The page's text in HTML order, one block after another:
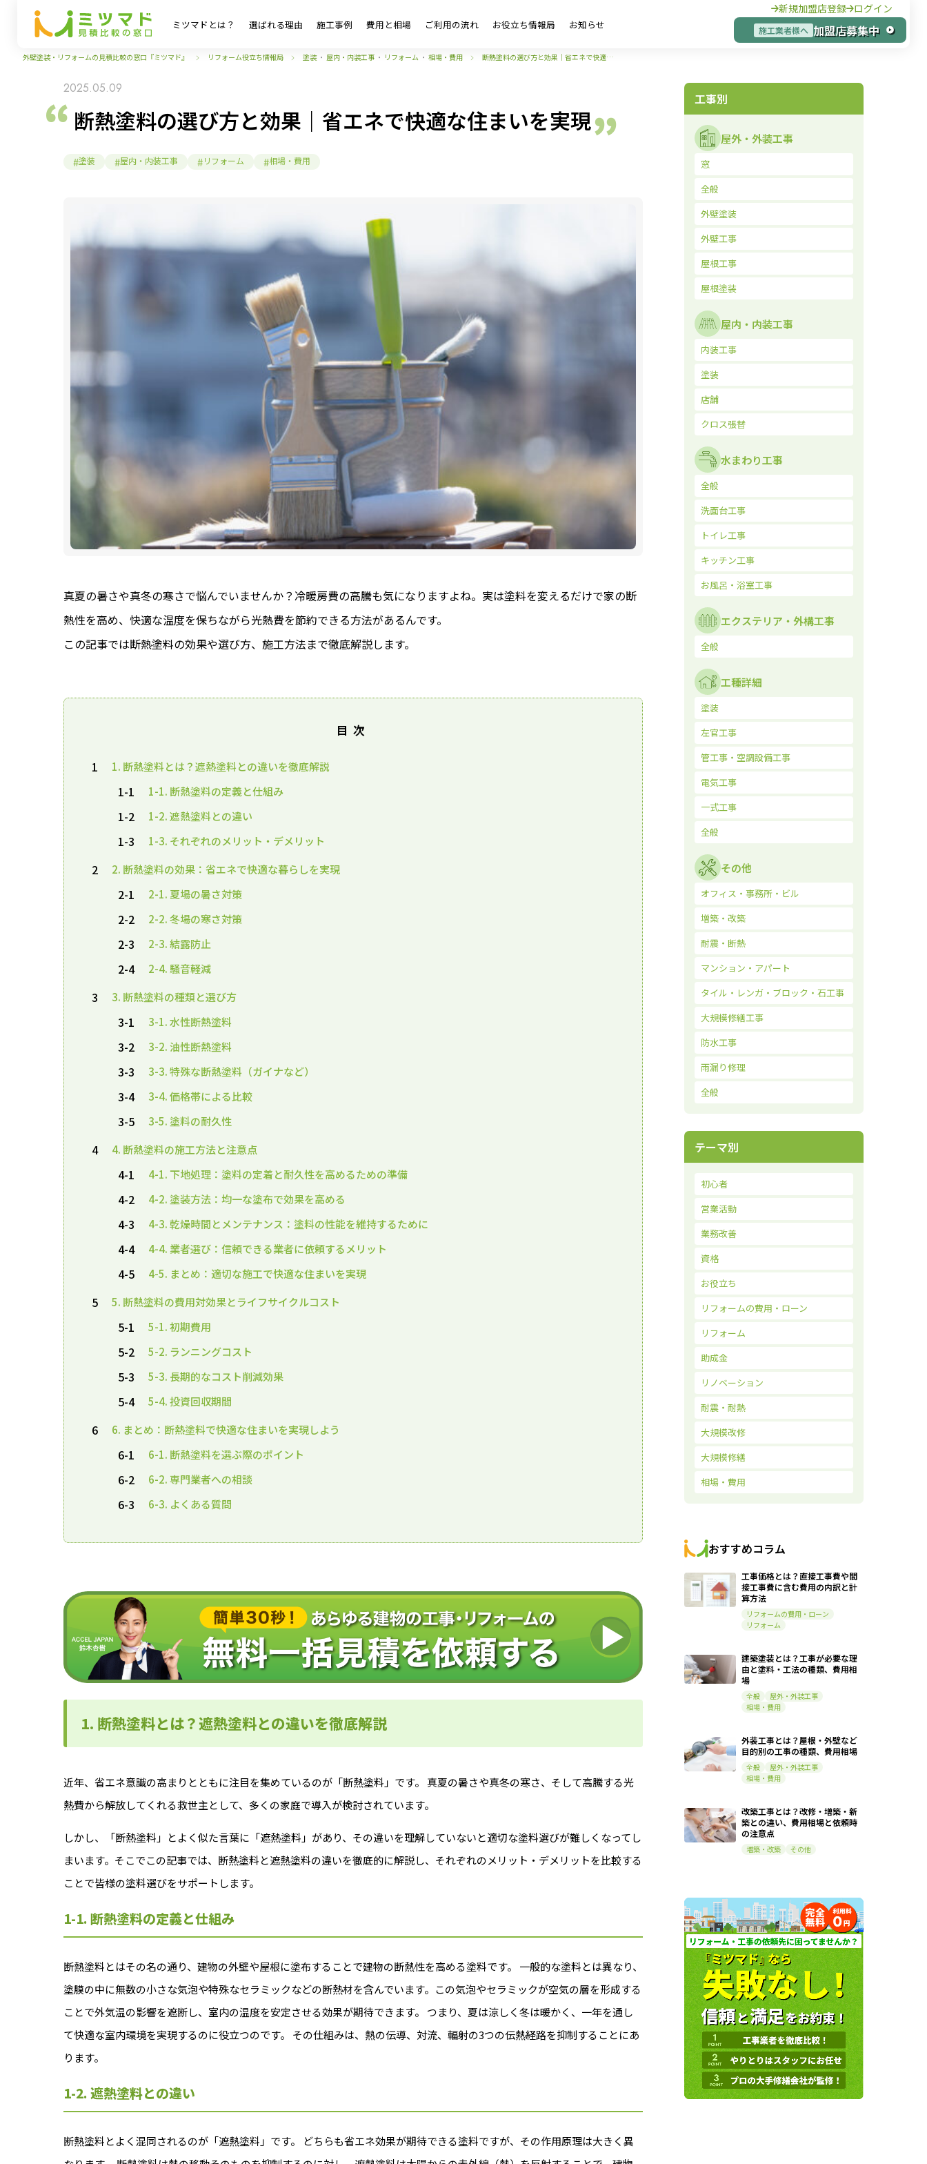
ミツマドとは？ 選ばれる理由 施工事例 費用と相場 ご利用の流れ お役立ち情報局 お知らせ
新規加盟店登録 ログイン
施工業者様へ 加盟店募集中
外壁塗装・リフォームの見積比較の窓口『ミツマド』 リフォーム役立ち情報局 塗装・ 屋内・内装工事 ・ リフォーム ・ 相場・費用 断熱塗料の選び方と効果｜省エネで快適…
2025.05.09
断熱塗料の選び方と効果｜省エネで快適な住まいを実現
塗装 屋内・内装工事 リフォーム 相場・費用
真夏の暑さや真冬の寒さで悩んでいませんか？冷暖房費の高騰も気になりますよね。実は塗料を変えるだけで家の断
熱性を高め、快適な温度を保ちながら光熱費を節約できる方法があるんです。
この記事では断熱塗料の効果や選び方、施工方法まで徹底解説します。
目次
1 1. 断熱塗料とは？遮熱塗料との違いを徹底解説
1-1 1-1. 断熱塗料の定義と仕組み
1-2 1-2. 遮熱塗料との違い
1-3 1-3. それぞれのメリット・デメリット
2 2. 断熱塗料の効果：省エネで快適な暮らしを実現
2-1 2-1. 夏場の暑さ対策
2-2 2-2. 冬場の寒さ対策
2-3 2-3. 結露防止
2-4 2-4. 騒音軽減
3 3. 断熱塗料の種類と選び方
3-1 3-1. 水性断熱塗料
3-2 3-2. 油性断熱塗料
3-3 3-3. 特殊な断熱塗料（ガイナなど）
3-4 3-4. 価格帯による比較
3-5 3-5. 塗料の耐久性
4 4. 断熱塗料の施工方法と注意点
4-1 4-1. 下地処理：塗料の定着と耐久性を高めるための準備
4-2 4-2. 塗装方法：均一な塗布で効果を高める
4-3 4-3. 乾燥時間とメンテナンス：塗料の性能を維持するために
4-4 4-4. 業者選び：信頼できる業者に依頼するメリット
4-5 4-5. まとめ：適切な施工で快適な住まいを実現
5 5. 断熱塗料の費用対効果とライフサイクルコスト
5-1 5-1. 初期費用
5-2 5-2. ランニングコスト
5-3 5-3. 長期的なコスト削減効果
5-4 5-4. 投資回収期間
6 6. まとめ：断熱塗料で快適な住まいを実現しよう
6-1 6-1. 断熱塗料を選ぶ際のポイント
6-2 6-2. 専門業者への相談
6-3 6-3. よくある質問
1. 断熱塗料とは？遮熱塗料との違いを徹底解説
近年、省エネ意識の高まりとともに注目を集めているのが「断熱塗料」です。 真夏の暑さや真冬の寒さ、そして高騰する光
熱費から解放してくれる救世主として、多くの家庭で導入が検討されています。
しかし、「断熱塗料」とよく似た言葉に「遮熱塗料」があり、その違いを理解していないと適切な塗料選びが難しくなってし
まいます。そこでこの記事では、断熱塗料と遮熱塗料の違いを徹底的に解説し、それぞれのメリット・デメリットを比較する
ことで皆様の塗料選びをサポートします。
1-1. 断熱塗料の定義と仕組み
断熱塗料とはその名の通り、建物の外壁や屋根に塗布することで建物の断熱性を高める塗料です。 一般的な塗料とは異なり、
塗膜の中に無数の小さな気泡や特殊なセラミックなどの断熱材を含んでいます。この気泡やセラミックが空気の層を形成する
ことで外気温の影響を遮断し、室内の温度を安定させる効果が期待できます。 つまり、夏は涼しく冬は暖かく、一年を通し
て快適な室内環境を実現するのに役立つのです。 その仕組みは、熱の伝導、対流、輻射の3つの伝熱経路を抑制することにあ
ります。
1-2. 遮熱塗料との違い
断熱塗料とよく混同されるのが「遮熱塗料」です。 どちらも省エネ効果が期待できる塗料ですが、その作用原理は大きく異
工事別
屋外・外装工事
窓
全般
外壁塗装
外壁工事
屋根工事
屋根塗装
屋内・内装工事
内装工事
塗装
店舗
クロス張替
水まわり工事
全般
洗面台工事
トイレ工事
キッチン工事
お風呂・浴室工事
エクステリア・外構工事
全般
工種詳細
塗装
左官工事
管工事・空調設備工事
電気工事
一式工事
全般
その他
オフィス・事務所・ビル
増築・改築
耐震・断熱
マンション・アパート
タイル・レンガ・ブロック・石工事
大規模修繕工事
防水工事
雨漏り修理
全般
テーマ別
初心者
営業活動
業務改善
資格
お役立ち
リフォームの費用・ローン
リフォーム
助成金
リノベーション
耐震・耐熱
大規模改修
大規模修繕
相場・費用
おすすめコラム
工事価格とは？直接工事費や間
接工事費に含む費用の内訳と計
算方法
リフォームの費用・ローン
リフォーム
建築塗装とは？工事が必要な理
由と塗料・工法の種類、費用相
場
全般
屋外・外装工事
相場・費用
外装工事とは？屋根・外壁など
目的別の工事の種類、費用相場
全般
屋外・外装工事
相場・費用
改築工事とは？改修・増築・新
築との違い、費用相場と依頼時
の注意点
増築・改築 その他